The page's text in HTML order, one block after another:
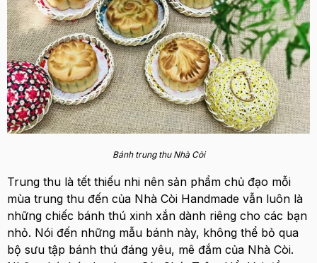
Bánh trung thu Nhà Còi
Trung thu là tết thiếu nhi nên sản phẩm chủ đạo mỗi
mùa trung thu đến của Nhà Còi Handmade vẫn luôn là
những chiếc bánh thú xinh xắn dành riêng cho các bạn
nhỏ. Nói đến những mẫu bánh này, không thể bỏ qua
bộ sưu tập bánh thú đáng yêu, mê đắm của Nhà Còi.